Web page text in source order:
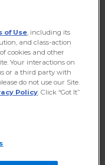
of Use, including its
and class-action
cookies and other
Your interactions on
or a third party with
do not use our Site.
Policy. Click “Got It”